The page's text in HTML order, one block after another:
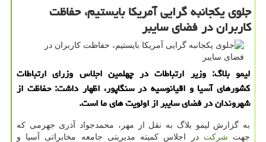
جلوی یكجانبه گرایی آمریكا بایستیم، حفاظت
كاربران در فضای سایبر
لیمو بلاگ: وزیر ارتباطات در چهلمین اجلاس وزرای ارتباطات
كشورهای آسیا و اقیانوسیه در سنگاپور، اظهار داشت: حفاظت از
شهروندان در فضای سایبر از اولویت های ما است.
به گزارش لیمو بلاگ به نقل از مهر، محمدجواد آذری جهرمی كه
جهت شركت در اجلاس كمیته مدیریتی جامعه مخابراتی آسیا و